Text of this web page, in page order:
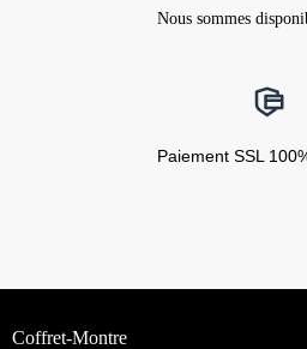
Nous sommes
Paiement SSL
Coffret-Montre